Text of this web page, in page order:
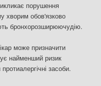
порушення
хворим обов'язково
бронхорозширюючудію.
може призначити
найменший ризик
засоби.